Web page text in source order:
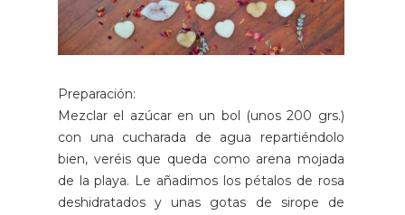
Preparación:
Mezclar el azúcar en un bol (unos 200 grs.)
con una cucharada de agua repartiéndolo
bien, veréis que queda como arena mojada
de la playa. Le añadimos los pétalos de rosa
deshidratados y unas gotas de sirope de